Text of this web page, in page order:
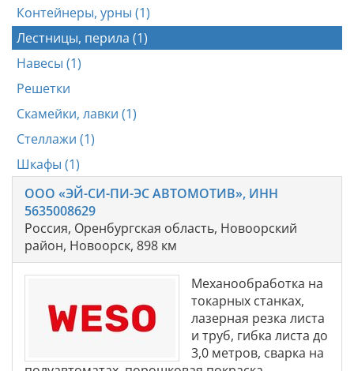
Контейнеры, урны (1)
Лестницы, перила (1)
Навесы (1)
Решетки
Скамейки, лавки (1)
Стеллажи (1)
Шкафы (1)
ООО «ЭЙ-СИ-ПИ-ЭС АВТОМОТИВ», ИНН
5635008629
Россия, Оренбургская область, Новоорский
район, Новоорск, 898 км
Механообработка на
токарных станках,
лазерная резка листа
и труб, гибка листа до
3,0 метров, сварка на